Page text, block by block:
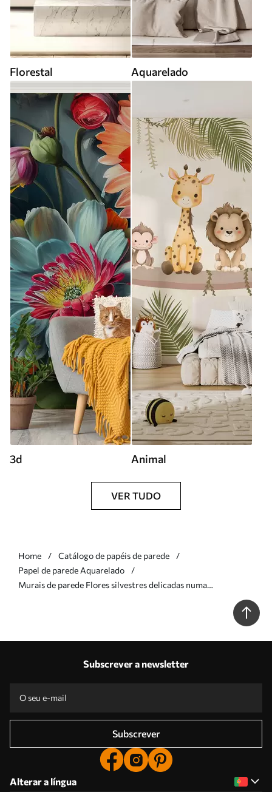
Florestal Aquarelado
3d Animal
VER TUDO
Home
Catálogo de papéis de parede
Papel de parede Aquarelado
Murais de parede Flores silvestres delicadas numa
Subscrever a newsletter
Subscrever
Alterar a língua